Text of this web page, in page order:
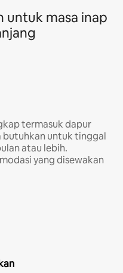
untuk masa inap
termasuk dapur
butuhkan untuk tinggal
atau lebih.
yang disewakan